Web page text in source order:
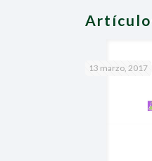
13 marzo, 2017